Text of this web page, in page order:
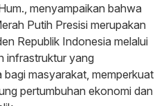
menyampaikan bahwa
Putih Presisi merupakan
Republik Indonesia melalui
infrastruktur yang
masyarakat, memperkuat
pertumbuhan ekonomi dan